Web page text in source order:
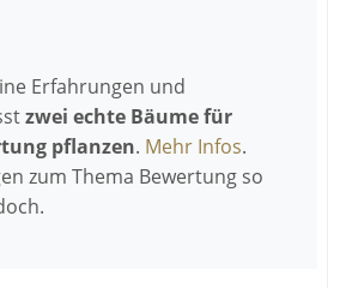
Erfahrungen und
zwei echte Bäume für
pflanzen. Mehr Infos.
zum Thema Bewertung so